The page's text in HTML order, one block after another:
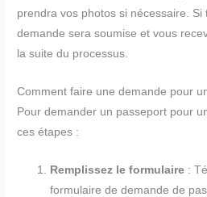
prendra vos photos si nécessaire.
demande sera soumise et vous
la suite du processus.
Comment faire une demande pour
Pour demander un passeport pour
ces étapes :
Remplissez le formulaire :
formulaire de demande de